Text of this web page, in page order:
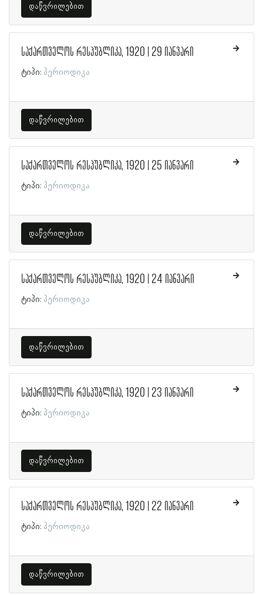
დაწვრილებით
საქართველოს რესპუბლიკა, 1920 | 29 იანვარი
ტიპი: პერიოდიკა
დაწვრილებით
საქართველოს რესპუბლიკა, 1920 | 25 იანვარი
ტიპი: პერიოდიკა
დაწვრილებით
საქართველოს რესპუბლიკა, 1920 | 24 იანვარი
ტიპი: პერიოდიკა
დაწვრილებით
საქართველოს რესპუბლიკა, 1920 | 23 იანვარი
ტიპი: პერიოდიკა
დაწვრილებით
საქართველოს რესპუბლიკა, 1920 | 22 იანვარი
ტიპი: პერიოდიკა
დაწვრილებით